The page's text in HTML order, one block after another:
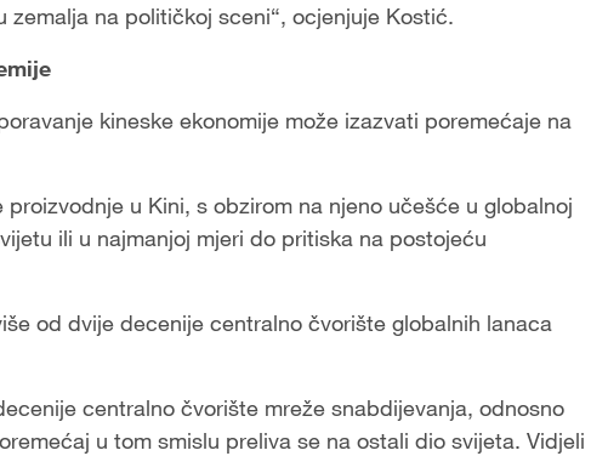
na političkoj sceni“, ocjenjuje Kostić.
kineske ekonomije može izazvati poremećaje na
u Kini, s obzirom na njeno učešće u globalnoj
ili u najmanjoj mjeri do pritiska na postojeću
od dvije decenije centralno čvorište globalnih lanaca
centralno čvorište mreže snabdijevanja, odnosno
u tom smislu preliva se na ostali dio svijeta. Vidjeli